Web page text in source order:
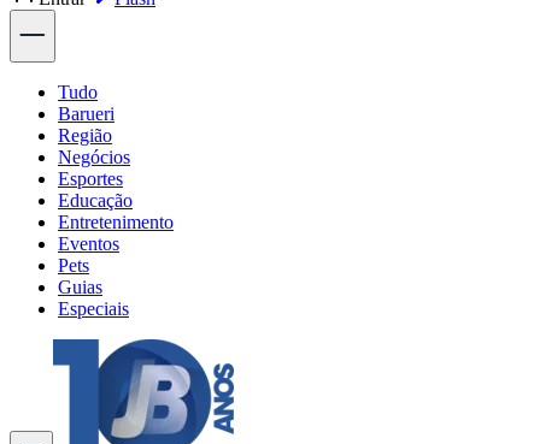
Tudo
Barueri
Região
Negócios
Esportes
Educação
Entretenimento
Eventos
Pets
Guias
Especiais
Explore Tudo
Últimas Notícias
Previsão do Tempo
Trânsito e Rotas